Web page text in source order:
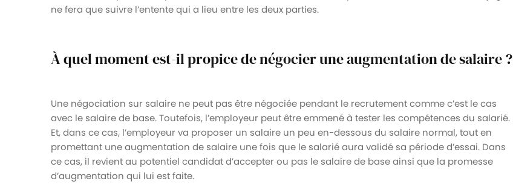
ne fera que suivre l’entente qui a lieu entre les deux parties.
À quel moment est-il propice de négocier une augmentation de salaire ?
Une négociation sur salaire ne peut pas être négociée pendant le recrutement comme c’est le cas
avec le salaire de base. Toutefois, l’employeur peut être emmené à tester les compétences du salarié.
Et, dans ce cas, l’employeur va proposer un salaire un peu en-dessous du salaire normal, tout en
promettant une augmentation de salaire une fois que le salarié aura validé sa période d’essai. Dans
ce cas, il revient au potentiel candidat d’accepter ou pas le salaire de base ainsi que la promesse
d’augmentation qui lui est faite.